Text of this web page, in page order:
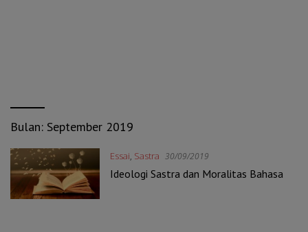
Bulan: September 2019
Essai, Sastra 30/09/2019
Ideologi Sastra dan Moralitas Bahasa